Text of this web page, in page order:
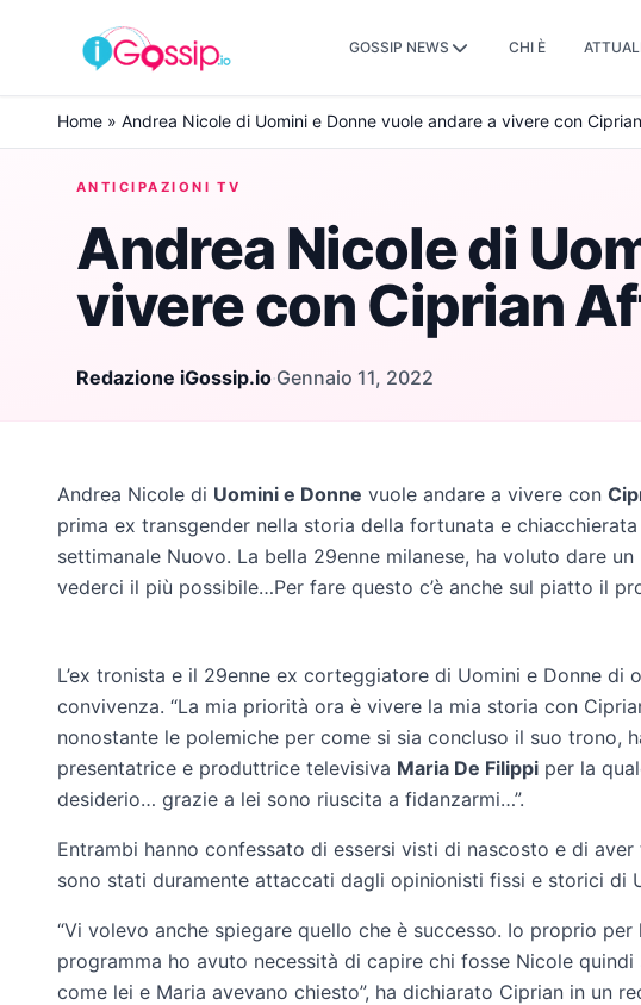
Skip to content
GOSSIP NEWS CHI È
Home » Andrea Nicole di Uomini e Donne vuole andare a vivere con
ANTICIPAZIONI TV
Andrea Nicole di
vivere con Ciprian
Redazione iGossip.io·Gennaio 11, 2022
Andrea Nicole di Uomini e Donne vuole andare a vivere con
prima ex transgender nella storia della fortunata e
settimanale Nuovo. La bella 29enne milanese, ha voluto dare
vederci il più possibile…Per fare questo c’è anche sul piatto il
L’ex tronista e il 29enne ex corteggiatore di Uomini e Donne di
convivenza. “La mia priorità ora è vivere la mia storia con
nonostante le polemiche per come si sia concluso il suo trono,
presentatrice e produttrice televisiva Maria De Filippi per la
desiderio… grazie a lei sono riuscita a fidanzarmi…”.
Entrambi hanno confessato di essersi visti di nascosto e di
sono stati duramente attaccati dagli opinionisti fissi e storici di
“Vi volevo anche spiegare quello che è successo. Io proprio
programma ho avuto necessità di capire chi fosse Nicole
come lei e Maria avevano chiesto”, ha dichiarato Ciprian in un